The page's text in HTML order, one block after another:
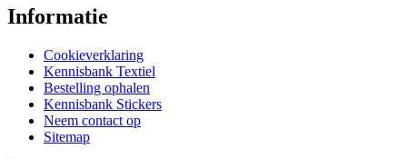
Informatie
Cookieverklaring
Kennisbank Textiel
Bestelling ophalen
Kennisbank Stickers
Neem contact op
Sitemap